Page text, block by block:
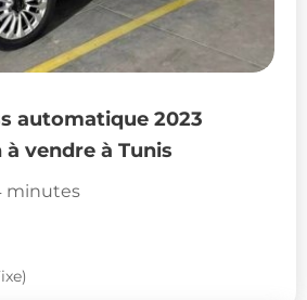
automatique 2023
vendre à Tunis
minutes